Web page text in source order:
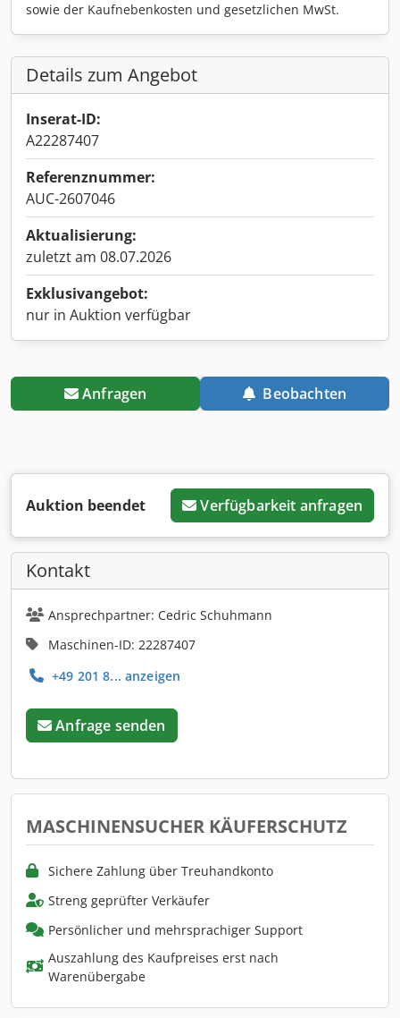
sowie der Kaufnebenkosten und gesetzlichen MwSt.
Details zum Angebot
Inserat-ID:
A22287407
Referenznummer:
AUC-2607046
Aktualisierung:
zuletzt am 08.07.2026
Exklusivangebot:
nur in Auktion verfügbar
Anfragen Beobachten
Auktion beendet Verfügbarkeit anfragen
Kontakt
Ansprechpartner: Cedric Schuhmann
Maschinen-ID: 22287407
+49 201 8... anzeigen
Anfrage senden
MASCHINENSUCHER KÄUFERSCHUTZ
Sichere Zahlung über Treuhandkonto
Streng geprüfter Verkäufer
Persönlicher und mehrsprachiger Support
Auszahlung des Kaufpreises erst nach
Warenübergabe